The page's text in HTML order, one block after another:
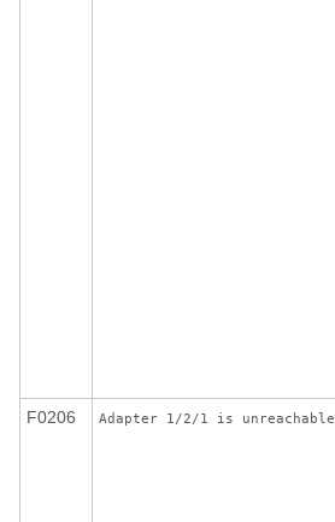
F0206 Adapter 1/2/1 is unreachable